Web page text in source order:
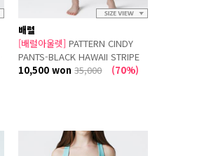
배럴
[배럴아울렛] PATTERN CINDY
PANTS-BLACK HAWAII STRIPE
10,500 won35,000 (70%)